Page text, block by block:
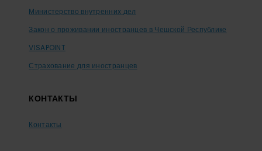
Министерство внутренних дел
Закон о проживании иностранцев в Чешской Республике
VISAPOINT
Страхование для иностранцев
КОНТАКТЫ
Контакты